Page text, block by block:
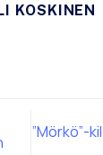
KOSKINEN
”Mörkö”-